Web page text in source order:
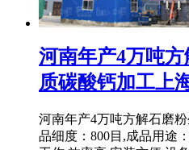
河南年产4万吨
质碳酸钙加工上
河南年产4万吨方解石磨
品细度：800目,成品用途